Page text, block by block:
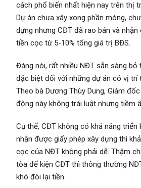
cách phổ biến nhất hiện nay trên thị
Dự án chưa xây xong phần móng,
dựng nhưng CĐT đã rao bán và
tiền cọc từ 5-10% tổng giá trị BĐS.
Đáng nói, rất nhiều NĐT sẵn sàng bỏ
đặc biệt đối với những dự án có vị trí
Theo bà Dương Thùy Dung, Giám
động này không trái luật nhưng tiềm
Cụ thể, CĐT không có khả năng triển
nhận được giấy phép xây dựng thì
cọc của NĐT không phải dễ. Thậm
tòa để kiện CĐT thì thông thường
khó đòi lại tiền.